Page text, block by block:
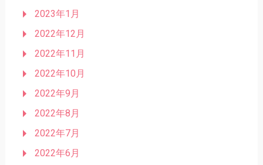
2023年1月
2022年12月
2022年11月
2022年10月
2022年9月
2022年8月
2022年7月
2022年6月